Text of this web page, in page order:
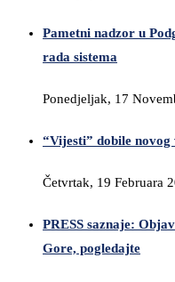
Pametni nadzor u
rada sistema
Ponedjeljak, 17
“Vijesti” dobile novog
Četvrtak, 19 Februara
PRESS saznaje:
Gore, pogledajte